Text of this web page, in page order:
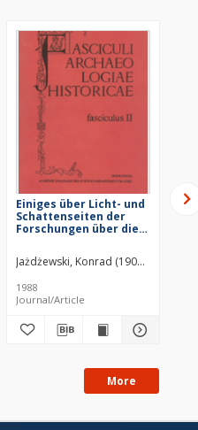
Einiges über Licht- und
Schattenseiten der
Forschungen über die
Slawen (Randglossen)
Jażdżewski, Konrad (1908–1985)
1988
Journal/Article
More